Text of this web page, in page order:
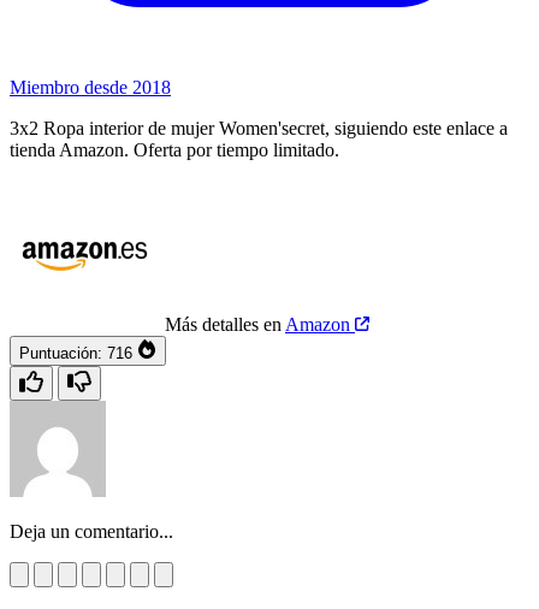
Miembro desde 2018
3x2 Ropa interior de mujer Women'secret, siguiendo este enlace a
tienda Amazon. Oferta por tiempo limitado.
Más detalles en Amazon
Puntuación: 716
Deja un comentario...